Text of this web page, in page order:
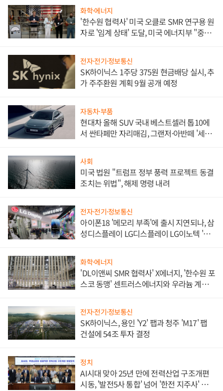
화학·에너지
'한수원 협력사' 미국 오클로 SMR 연구용 원
자로 '임계 상태' 도달, 미국 에너지부 "중요
전자·전기·정보통신
SK하이닉스 1주당 375원 현금배당 실시, 추
가 주주환원 계획 9월 공개 예정
자동차·부품
현대차 올해 SUV 국내 베스트셀러 톱10에
서 싼타페만 자리매김, 그랜저·아반떼 '세단
사회
미국 법원 "트럼프 정부 풍력 프로젝트 동결
조치는 위법", 해제 명령 내려
전자·전기·정보통신
아이폰18 '메모리 부족'에 출시 지연되나, 삼
성디스플레이 LG디스플레이 LG이노텍 '탈
화학·에너지
'DL이앤씨 SMR 협력사' X에너지, '한수원 포
스코 동맹' 센트러스에너지와 우라늄 계약
전자·전기·정보통신
SK하이닉스, 용인 'Y2' 팹과 청주 'M17' 팹
건설에 54조 투자 결정
정치
AI시대 맞아 25년 만에 전력산업 구조개편
시동, '발전5사 통합' 넘어 '한전 지주사' 재편